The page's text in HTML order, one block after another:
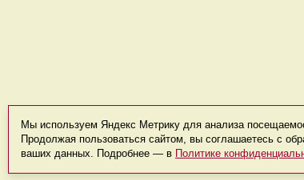
Мы используем Яндекс Метрику для анализа
Продолжая пользоваться сайтом, вы соглашаетесь с
ваших данных. Подробнее — в Политике